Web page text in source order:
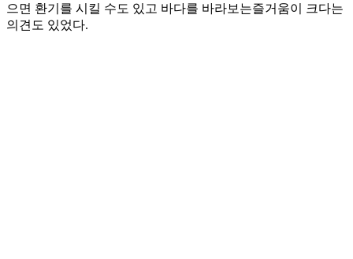
으면 환기를 시킬 수도 있고 바다를 바라보는즐거움이 크다는
의견도 있었다.